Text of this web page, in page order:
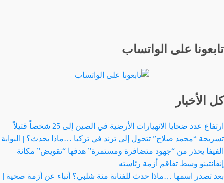
تابعونا على الواتساب
كل الأخبار
ارتفاع عدد ضحايا الانهيارات الأرضية في الصين إلى 25 شخصاً قتيلاً
تسريحة “محمد صلاح” تتحول إلى ترند في تركيا …ماذا يحدث؟ | البوابة
الفيفا يحذر من “جهود متضافرة ومستمرة” هدفها “تقويض” مكانة
إنفانتينو وسط تفاقم أزمة رئاسته
بعد تصدر اسمها …ماذا حدث للفنانة منة شلبي؟ أنباء عن أزمة صحية |